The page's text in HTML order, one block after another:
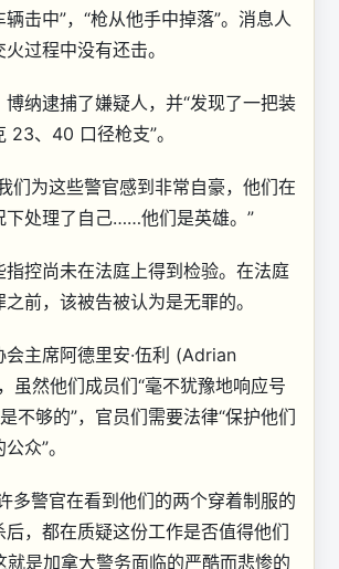
击中”，“枪从他手中掉落”。消息人
过程中没有还击。
纳逮捕了嫌疑人，并“发现了一把装
23、40 口径枪支”。
们为这些警官感到非常自豪，他们在
下处理了自己……他们是英雄。”
指控尚未在法庭上得到检验。在法庭
前，该被告被认为是无罪的。
会主席阿德里安·伍利 (Adrian
虽然他们成员们“毫不犹豫地响应号
不够的”，官员们需要法律“保护他们
众”。
多警官在看到他们的两个穿着制服的
后，都在质疑这份工作是否值得他们
就是加拿大警务面临的严酷而悲惨的